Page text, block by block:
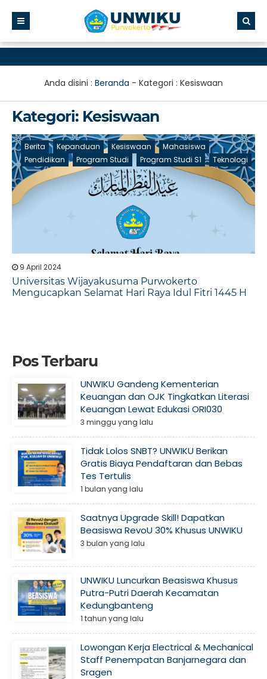
Anda disini : Beranda - Kategori : Kesiswaan
Kategori: Kesiswaan
Berita Kepanduan Kesiswaan
Mahasiswa
Pendidikan
Program Studi Program Studi S1 Teknologi
9 April 2024
Universitas Wijayakusuma Purwokerto
Mengucapkan Selamat Hari Raya Idul Fitri 1445 H
Pos Terbaru
UNWIKU Gandeng Kementerian
Keuangan dan OJK Tingkatkan Literasi
Keuangan Lewat Edukasi ORI030
3 minggu yang lalu
Tidak Lolos SNBT? UNWIKU Berikan
Gratis Biaya Pendaftaran dan Bebas
Tes Tertulis
1 bulan yang lalu
Saatnya Upgrade Skill! Dapatkan
Beasiswa RevoU 30% Khusus UNWIKU
3 bulan yang lalu
UNWIKU Luncurkan Beasiswa Khusus
Putra-Putri Daerah Kecamatan
Kedungbanteng
1 tahun yang lalu
Lowongan Kerja Electrical & Mechanical
Staff Penempatan Banjarnegara dan
Sragen